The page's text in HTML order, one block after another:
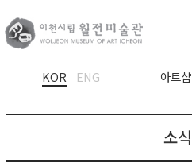
로고
KOR ENG 아트샵
소식